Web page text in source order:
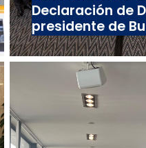
Declaración de
presidente de